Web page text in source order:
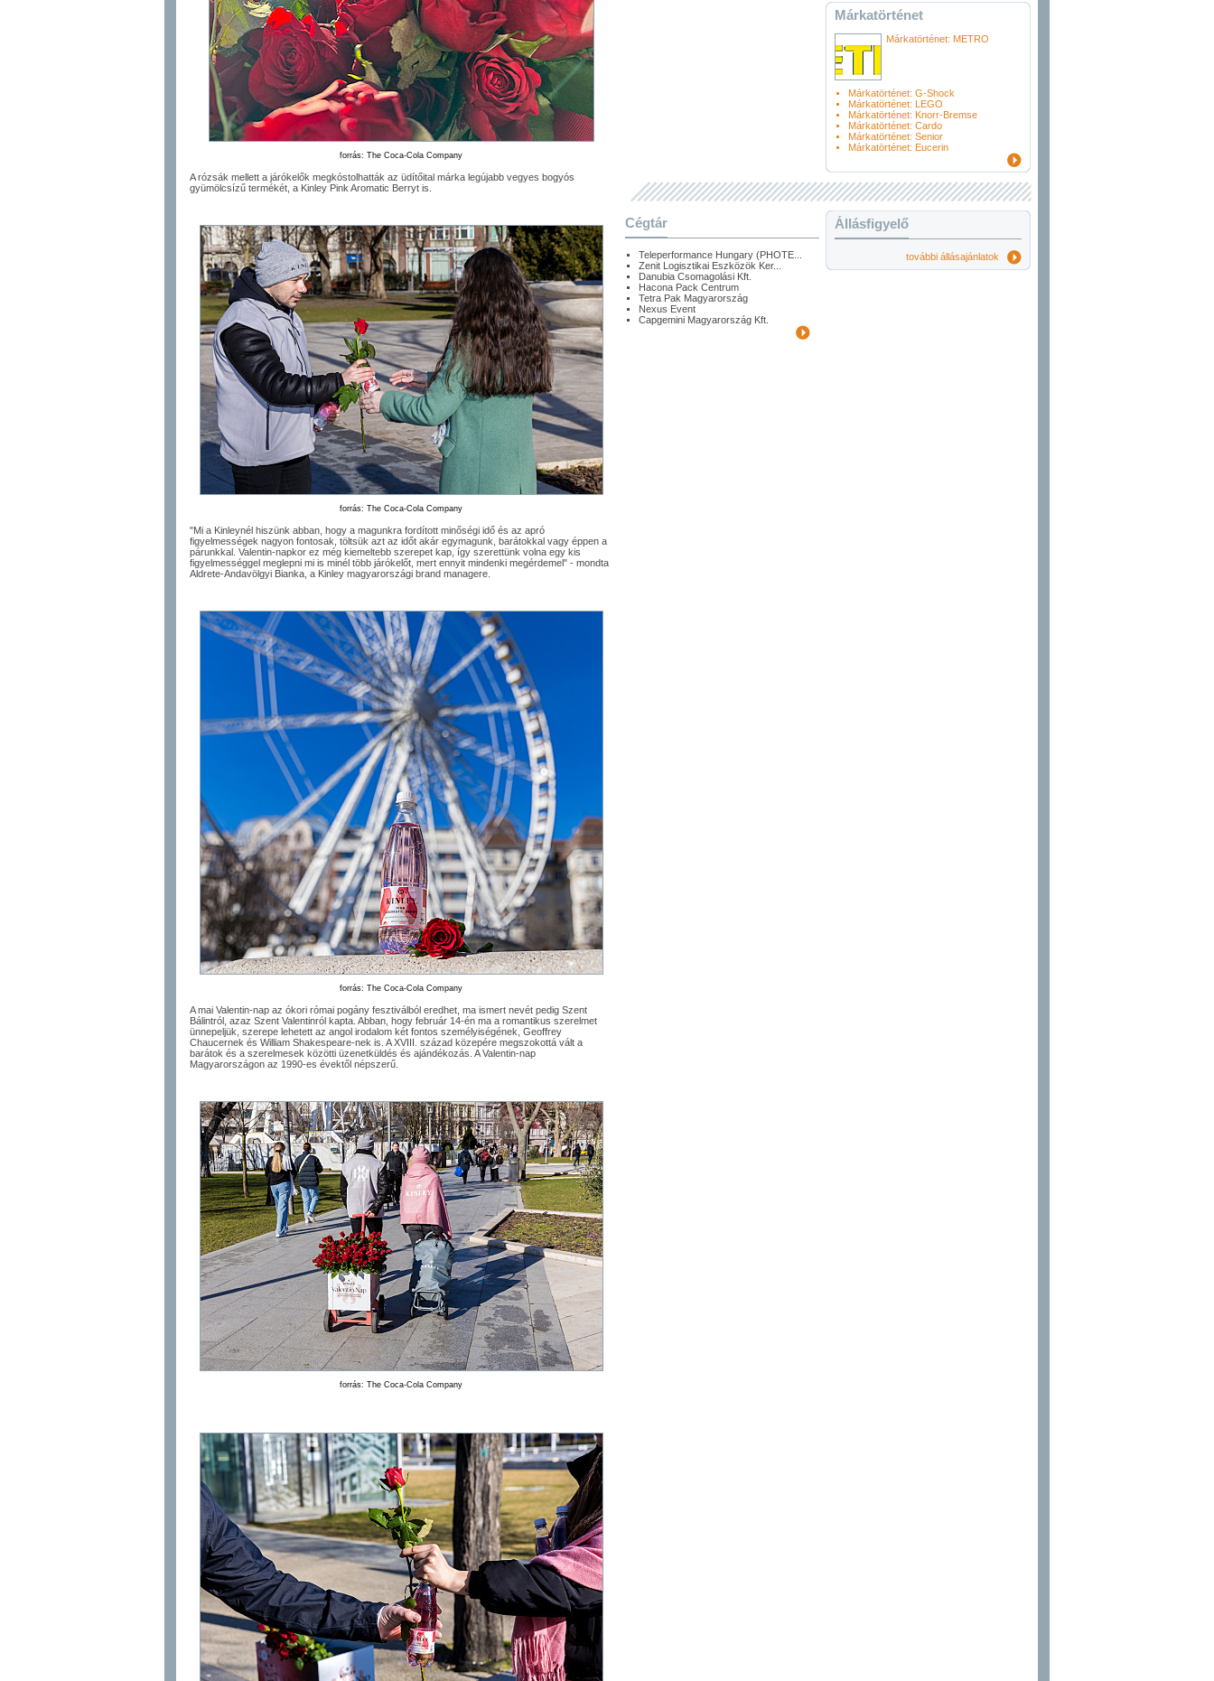
forrás: The Coca-Cola Company
A rózsák mellett a járókelők megkóstolhatták az üdítőital márka legújabb vegyes bogyós
gyümölcsízű termékét, a Kinley Pink Aromatic Berryt is.
forrás: The Coca-Cola Company
"Mi a Kinleynél hiszünk abban, hogy a magunkra fordított minőségi idő és az apró
figyelmességek nagyon fontosak, töltsük azt az időt akár egymagunk, barátokkal vagy éppen a
párunkkal. Valentin-napkor ez még kiemeltebb szerepet kap, így szerettünk volna egy kis
figyelmességgel meglepni mi is minél több járókelőt, mert ennyit mindenki megérdemel" - mondta
Aldrete-Andavölgyi Bianka, a Kinley magyarországi brand managere.
forrás: The Coca-Cola Company
A mai Valentin-nap az ókori római pogány fesztiválból eredhet, ma ismert nevét pedig Szent
Bálintról, azaz Szent Valentinról kapta. Abban, hogy február 14-én ma a romantikus szerelmet
ünnepeljük, szerepe lehetett az angol irodalom két fontos személyiségének, Geoffrey
Chaucernek és William Shakespeare-nek is. A XVIII. század közepére megszokottá vált a
barátok és a szerelmesek közötti üzenetküldés és ajándékozás. A Valentin-nap
Magyarországon az 1990-es évektől népszerű.
forrás: The Coca-Cola Company
Márkatörténet
Márkatörténet: METRO
Márkatörténet: G-Shock
Márkatörténet: LEGO
Márkatörténet: Knorr-Bremse
Márkatörténet: Cardo
Márkatörténet: Senior
Márkatörténet: Eucerin
Cégtár
Teleperformance Hungary (PHOTE...
Zenit Logisztikai Eszközök Ker...
Danubia Csomagolási Kft.
Hacona Pack Centrum
Tetra Pak Magyarország
Nexus Event
Capgemini Magyarország Kft.
Állásfigyelő
további állásajánlatok